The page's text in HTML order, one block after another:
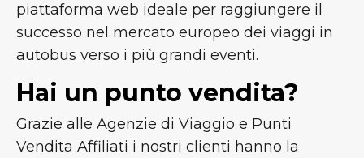
piattaforma web ideale per raggiungere il
successo nel mercato europeo dei viaggi in
autobus verso i più grandi eventi.
Hai un punto vendita?
Grazie alle Agenzie di Viaggio e Punti
Vendita Affiliati i nostri clienti hanno la